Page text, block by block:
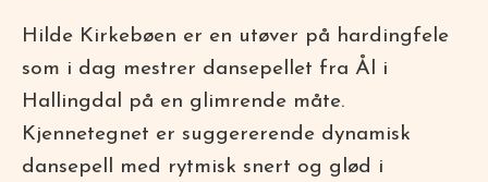
Hilde Kirkebøen er en utøver på hardingfele
som i dag mestrer dansepellet fra Ål i
Hallingdal på en glimrende måte.
Kjennetegnet er suggererende dynamisk
dansepell med rytmisk snert og glød i